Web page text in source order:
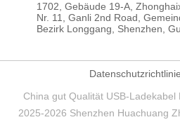
1702, Gebäude 19-A,
Nr. 11, Ganli 2nd Road,
Bezirk Longgang, Shenzhen,
Datenschutzrichtlinie
China gut Qualität USB-
2025-2026 Shenzhen Huachuang